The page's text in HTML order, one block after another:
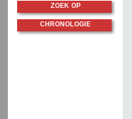
ZOEK OP
CHRONOLOGIE